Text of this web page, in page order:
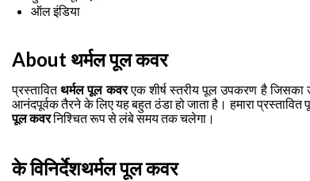
ऑल इंडिया
About थर्मल पूल कवर
प्रस्तावितथर्मल पूल कवरएक शीर्ष स्तरीय पूल उपकरण है जिसका
आनंदपूर्वक तैरने के लिए यह बहुत ठंडा हो जाता है। हमारा
पूल कवरनिश्चित रूप से लंबे समय तक चलेगा।
के विनिर्देशथर्मल पूल कवर